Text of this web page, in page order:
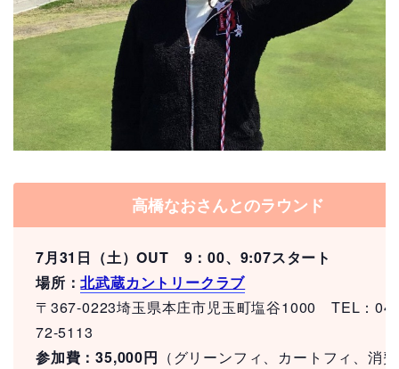
高橋なおさんとのラウンド
7月31日（土）OUT 9：00、9:07スタート
場所：北武蔵カントリークラブ
〒367-0223埼玉県本庄市児玉町塩谷1000 TEL：
72-5113
参加費：35,000円 （グリーンフィ、カートフィ、消